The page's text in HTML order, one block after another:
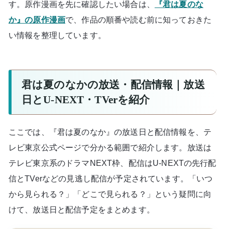
す。原作漫画を先に確認したい場合は、
『君は夏のな
か』の原作漫画で、作品の順番や読む前に知っておきた
い情報を整理しています。
君は夏のなかの放送・配信情報｜放送
日とU-NEXT・TVerを紹介
ここでは、『君は夏のなか』の放送日と配信情報を、テ
レビ東京公式ページで分かる範囲で紹介します。放送は
テレビ東京系のドラマNEXT枠、配信はU-NEXTの先行配
信とTVerなどの見逃し配信が予定されています。「いつ
から見られる？」「どこで見られる？」という疑問に向
けて、放送日と配信予定をまとめます。